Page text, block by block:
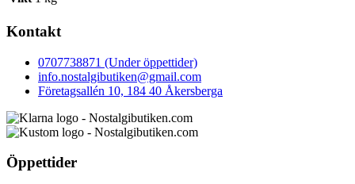
Kontakt
0707738871 (Under öppettider)
info.nostalgibutiken@gmail.com
Företagsallén 10, 184 40 Åkersberga
Öppettider